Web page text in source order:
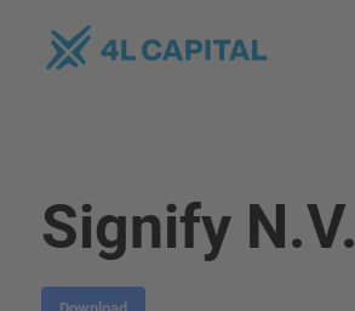
Signify N.V.